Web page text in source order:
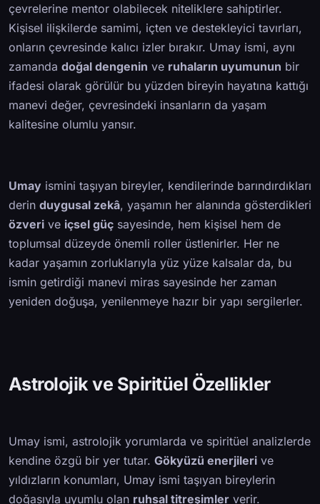
çevrelerine mentor olabilecek niteliklere sahiptirler.
Kişisel ilişkilerde samimi, içten ve destekleyici tavırları,
onların çevresinde kalıcı izler bırakır. Umay ismi, aynı
zamanda doğal dengenin ve ruhaların uyumunun bir
ifadesi olarak görülür bu yüzden bireyin hayatına kattığı
manevi değer, çevresindeki insanların da yaşam
kalitesine olumlu yansır.
Umay ismini taşıyan bireyler, kendilerinde barındırdıkları
derin duygusal zekâ, yaşamın her alanında gösterdikleri
özveri ve içsel güç sayesinde, hem kişisel hem de
toplumsal düzeyde önemli roller üstlenirler. Her ne
kadar yaşamın zorluklarıyla yüz yüze kalsalar da, bu
ismin getirdiği manevi miras sayesinde her zaman
yeniden doğuşa, yenilenmeye hazır bir yapı sergilerler.
Astrolojik ve Spiritüel Özellikler
Umay ismi, astrolojik yorumlarda ve spiritüel analizlerde
kendine özgü bir yer tutar. Gökyüzü enerjileri ve
yıldızların konumları, Umay ismi taşıyan bireylerin
doğasıyla uyumlu olan ruhsal titreşimler verir.